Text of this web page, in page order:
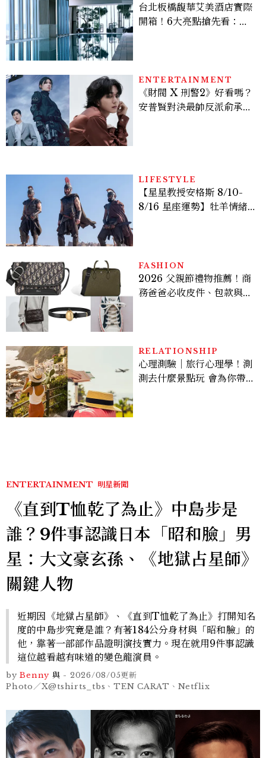
台北板橋馥華艾美酒店實際
開箱！6大亮點搶先看：新
ENTERTAINMENT
《財閥 X 刑警2》好看嗎？
安普賢對決最帥反派俞承
LIFESTYLE
【星星教授安格斯 8/10-
8/16 星座運勢】牡羊情緒
FASHION
2026 父親節禮物推薦！商
務爸爸必收皮件、包款與鞋
RELATIONSHIP
心理測驗｜旅行心理學！測
測去什麼景點玩 會為你帶來
ENTERTAINMENT 明星新聞
《直到T恤乾了為止》中島步是
誰？9件事認識日本「昭和臉」男
星：大文豪玄孫、《地獄占星師》
關鍵人物
近期因《地獄占星師》、《直到T恤乾了為止》打開知名
度的中島步究竟是誰？有著184公分身材與「昭和臉」的
他，靠著一部部作品證明演技實力。現在就用9件事認識
這位越看越有味道的變色龍演員。
by Benny 與 - 2026/08/05更新
Photo／X@tshirts_tbs、TEN CARAT、Netflix